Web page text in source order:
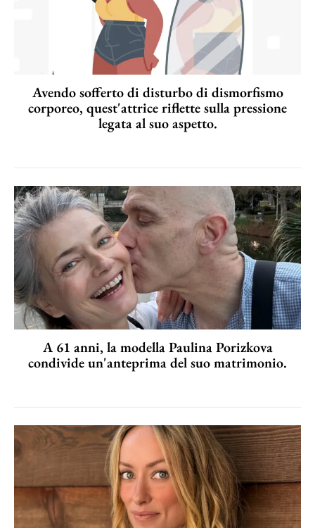
Avendo sofferto di disturbo di dismorfismo
corporeo, quest'attrice riflette sulla pressione
legata al suo aspetto.
A 61 anni, la modella Paulina Porizkova
condivide un'anteprima del suo matrimonio.